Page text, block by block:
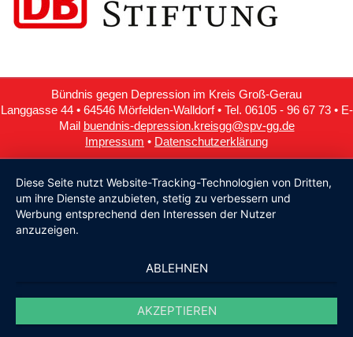
Bündnis gegen Depression im Kreis Groß-Gerau
Langgasse 44 • 64546 Mörfelden-Walldorf • Tel. 06105 - 96 67 73 • E-
Mail buendnis-depression.kreisgg@spv-gg.de
Impressum • Datenschutzerklärung
Diese Seite nutzt Website-Tracking-Technologien von Dritten,
um ihre Dienste anzubieten, stetig zu verbessern und
Werbung entsprechend den Interessen der Nutzer
anzuzeigen.
ABLEHNEN
AKZEPTIEREN